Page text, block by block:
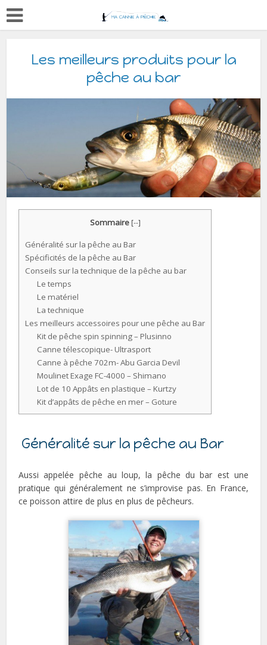
Les meilleurs produits pour la
pêche au bar
Sommaire [--]
Généralité sur la pêche au Bar
Spécificités de la pêche au Bar
Conseils sur la technique de la pêche au bar
Le temps
Le matériel
La technique
Les meilleurs accessoires pour une pêche au Bar
Kit de pêche spin spinning – Plusinno
Canne télescopique- Ultrasport
Canne à pêche 702m- Abu Garcia Devil
Moulinet Exage FC-4000 – Shimano
Lot de 10 Appâts en plastique – Kurtzy
Kit d’appâts de pêche en mer – Goture
Généralité sur la pêche au Bar
Aussi appelée pêche au loup, la pêche du bar est une
pratique qui généralement ne s’improvise pas. En France,
ce poisson attire de plus en plus de pêcheurs.